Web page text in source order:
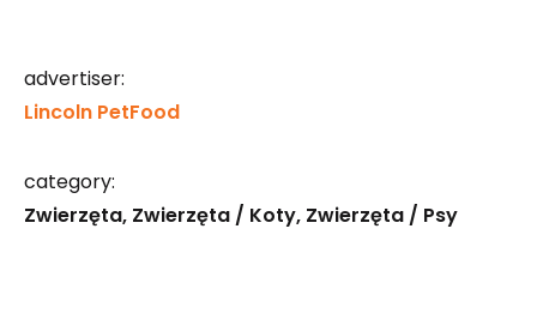
advertiser:
Lincoln PetFood
category:
Zwierzęta Zwierzęta / Koty Zwierzęta / Psy